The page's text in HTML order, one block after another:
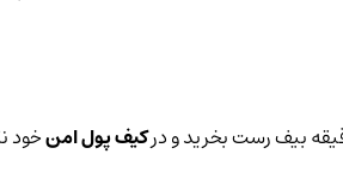
بیف رست بخرید و درکیف پول امنخود